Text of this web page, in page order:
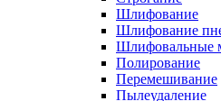
Шлифование
Шлифование
Шлифовальные
Полирование
Перемешивание
Пылеудаление